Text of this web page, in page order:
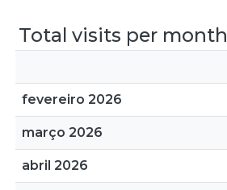
Total visits per month
fevereiro 2026
março 2026
abril 2026